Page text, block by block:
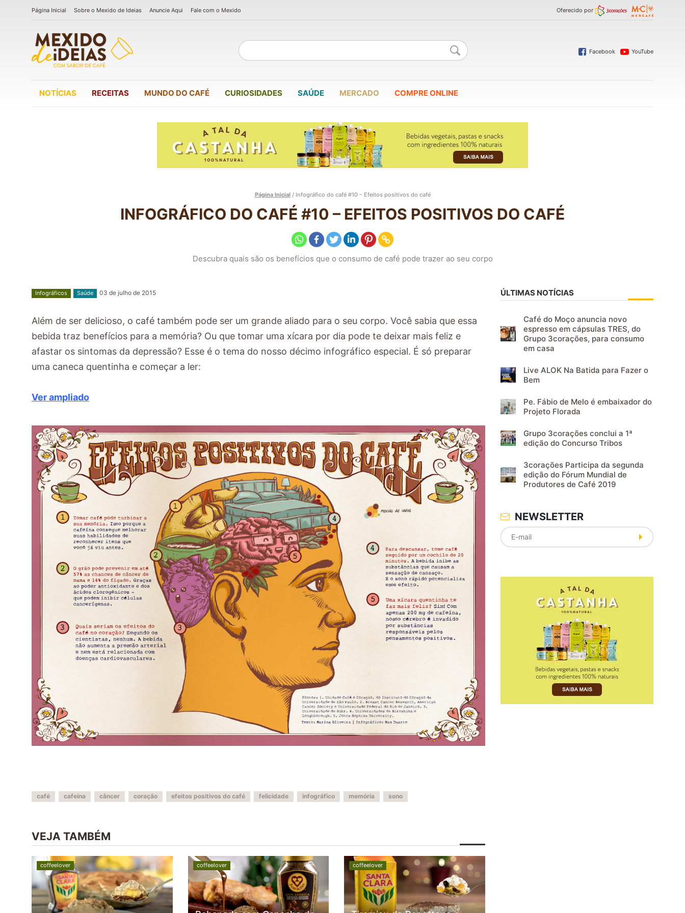
Página Inicial Sobre o Mexido de Ideias Anuncie Aqui Fale com o Mexido Oferecido por
Facebook YouTube
NOTÍCIAS RECEITAS MUNDO DO CAFÉ CURIOSIDADES SAÚDE MERCADO COMPRE ONLINE
Página Inicial/ Infográfico do café #10 – Efeitos positivos do café
INFOGRÁFICO DO CAFÉ #10 – EFEITOS POSITIVOS DO CAFÉ
Descubra quais são os benefícios que o consumo de café pode trazer ao seu corpo
Infográficos Saúde 03 de julho de 2015
Além de ser delicioso, o café também pode ser um grande aliado para o seu corpo. Você sabia que essa
bebida traz benefícios para a memória? Ou que tomar uma xícara por dia pode te deixar mais feliz e
afastar os sintomas da depressão? Esse é o tema do nosso décimo infográfico especial. É só preparar
uma caneca quentinha e começar a ler:
Ver ampliado
café cafeína câncer coração efeitos positivos do café felicidade infográfico memória sono
VEJA TAMBÉM
coffeelover coffeelover coffeelover
ÚLTIMAS NOTÍCIAS
Café do Moço anuncia novo
espresso em cápsulas TRES, do
Grupo 3corações, para consumo
em casa
Live ALOK Na Batida para Fazer o
Bem
Pe. Fábio de Melo é embaixador do
Projeto Florada
Grupo 3corações conclui a 1ª
edição do Concurso Tribos
3corações Participa da segunda
edição do Fórum Mundial de
Produtores de Café 2019
NEWSLETTER